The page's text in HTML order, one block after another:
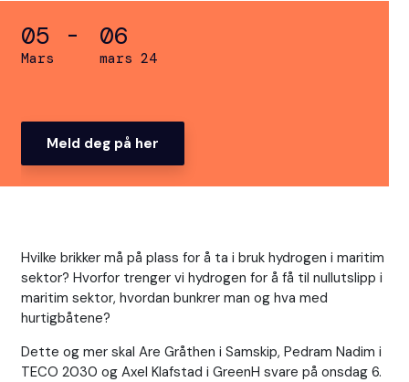
05 -
Mars
06
mars 24
Meld deg på her
Hvilke brikker må på plass for å ta i bruk hydrogen i maritim
sektor? Hvorfor trenger vi hydrogen for å få til nullutslipp i
maritim sektor, hvordan bunkrer man og hva med
hurtigbåtene?
Dette og mer skal Are Gråthen i Samskip, Pedram Nadim i
TECO 2030 og Axel Klafstad i GreenH svare på onsdag 6.